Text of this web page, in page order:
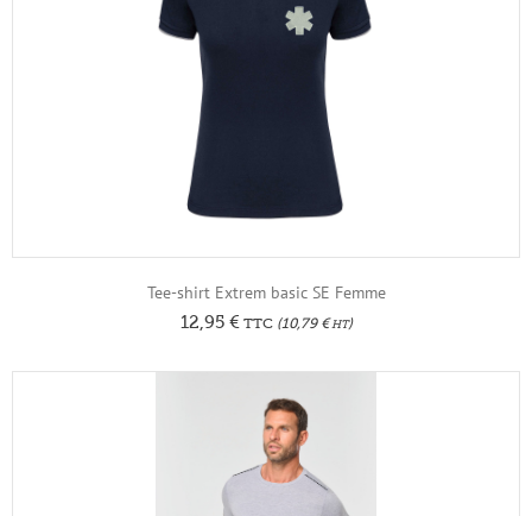
Tee-shirt Extrem basic SE Femme
12,95 €TTC(10,79 €HT)